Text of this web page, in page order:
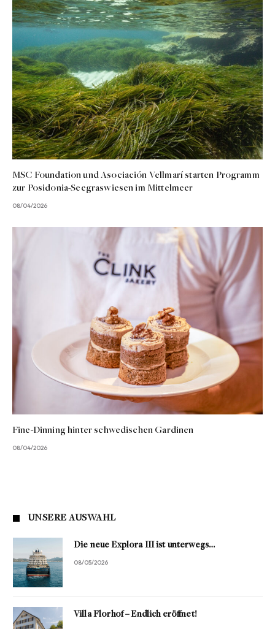
MSC Foundation und Asociación Vellmarí starten Programm
zur Posidonia-Seegraswiesen im Mittelmeer
08/04/2026
Fine-Dinning hinter schwedischen Gardinen
08/04/2026
UNSERE AUSWAHL
Die neue Explora III ist unterwegs…
08/05/2026
Villa Florhof – Endlich eröffnet!